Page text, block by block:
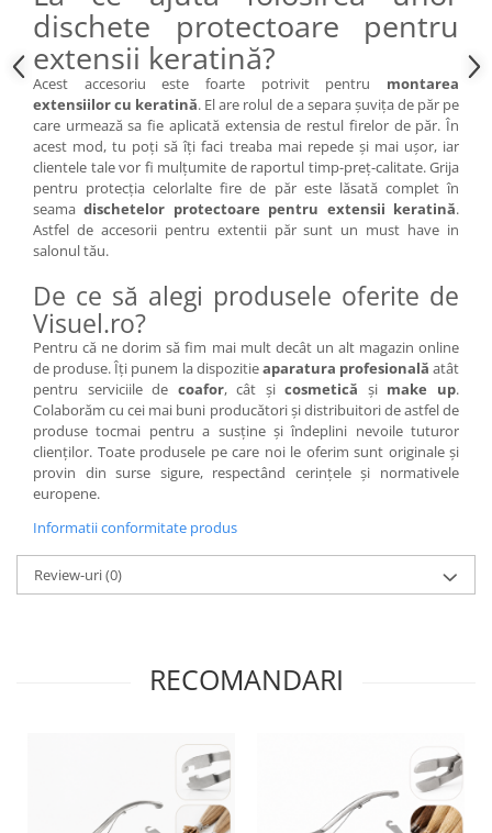
Cap manechin par natural
Trepiede cap manechin
Foarfece de tuns
Foarfece de filat
dischete protectoare pentru
extensii keratină?
Acest accesoriu este foarte potrivit pentru montarea
extensiilor cu keratină. El are rolul de a separa șuvița de păr pe
care urmează sa fie aplicată extensia de restul firelor de păr. În
acest mod, tu poți să îți faci treaba mai repede și mai ușor, iar
clientele tale vor fi mulțumite de raportul timp-preț-calitate. Grija
pentru protecția celorlalte fire de păr este lăsată complet în
seamadischetelor protectoare pentru extensii keratină.
Astfel de accesorii pentru extentii păr sunt un must have in
salonul tău.
De ce să alegi produsele oferite de
Visuel.ro?
Pentru că ne dorim să fim mai mult decât un alt magazin online
de produse. Îți punem la dispozitieaparatura profesională atât
pentru serviciile de coafor, cât șicosmetică și make up.
Colaborăm cu cei mai buni producători și distribuitori de astfel de
produse tocmai pentru a susține și îndeplini nevoile tuturor
clienților. Toate produsele pe care noi le oferim sunt originale și
provin din surse sigure, respectând cerințele și normativele
europene.
Informatii conformitate produs
Review-uri(0)
RECOMANDARI